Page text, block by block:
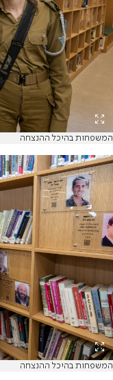
המשפחות בהיכל ההנצחה
המשפחות בהיכל ההנצחה